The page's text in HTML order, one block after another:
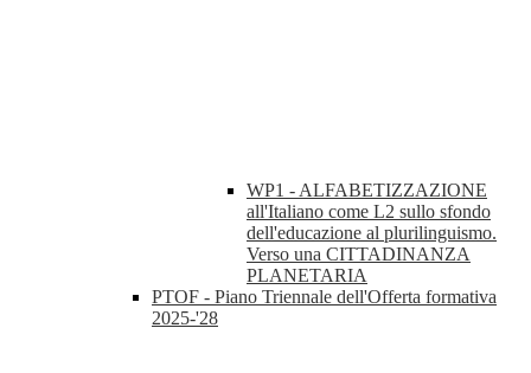
WP1 - ALFABETIZZAZIONE
all'Italiano come L2 sullo sfondo
dell'educazione al plurilinguismo.
Verso una CITTADINANZA
PLANETARIA
PTOF - Piano Triennale dell'Offerta formativa
2025-'28